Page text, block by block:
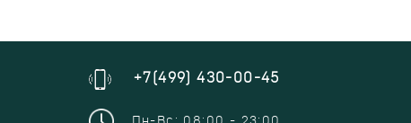
+7(499) 430-00-45